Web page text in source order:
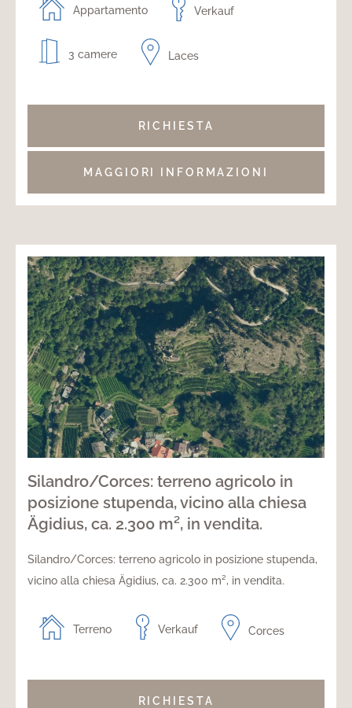
Appartamento Verkauf
3 camere Laces
RICHIESTA
MAGGIORI INFORMAZIONI
Silandro/Corces: terreno agricolo in
posizione stupenda, vicino alla chiesa
Ägidius, ca. 2.300 m², in vendita.
Silandro/Corces: terreno agricolo in posizione stupenda,
vicino alla chiesa Ägidius, ca. 2.300 m², in vendita.
Terreno Verkauf Corces
RICHIESTA